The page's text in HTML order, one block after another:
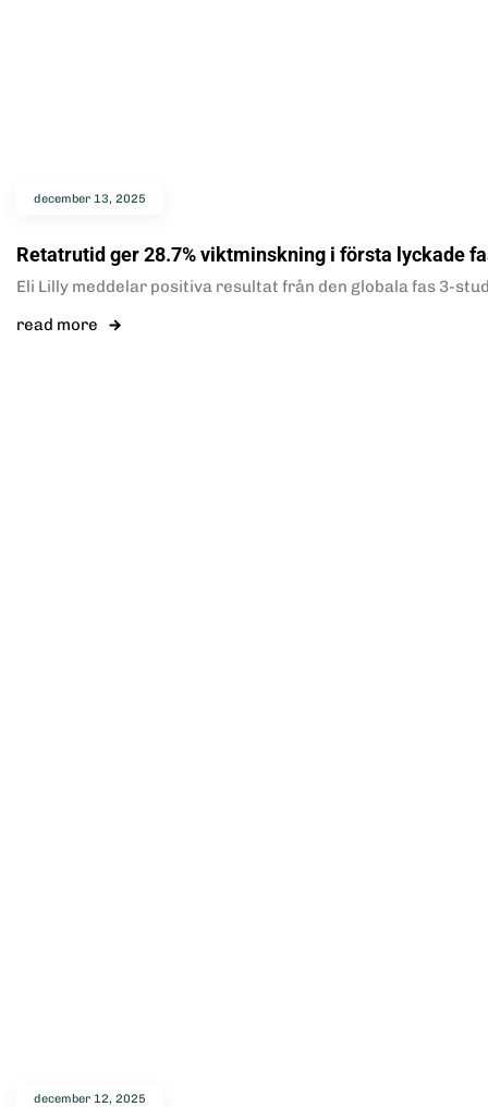
december 13, 2025
Retatrutid ger 28.7% viktminskning i första lyckade
Eli Lilly meddelar positiva resultat från den globala fas 3-
read more
december 12, 2025